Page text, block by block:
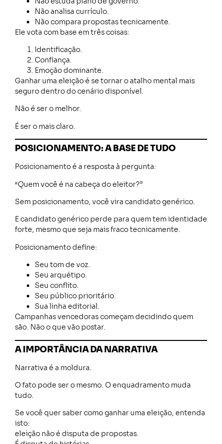
Não analisa currículo.
Não compara propostas tecnicamente.
Ele vota com base em três coisas:
Identificação.
Confiança.
Emoção dominante.
Ganhar uma eleição é se tornar o atalho mental mais
seguro dentro do cenário disponível.
Não é ser o melhor.
É ser o mais claro.
POSICIONAMENTO: A BASE DE TUDO
Posicionamento é a resposta à pergunta:
“Quem você é na cabeça do eleitor?”
Sem posicionamento, você vira candidato genérico.
E candidato genérico perde para quem tem identidade
forte, mesmo que seja mais fraco tecnicamente.
Posicionamento define:
Seu tom de voz.
Seu arquétipo.
Seu conflito.
Seu público prioritário.
Sua linha editorial.
Campanhas vencedoras começam decidindo quem
são. Não o que vão postar.
A IMPORTÂNCIA DA NARRATIVA
Narrativa é a moldura.
O fato pode ser o mesmo. O enquadramento muda
tudo.
Se você quer saber como ganhar uma eleição, entenda
isto:
eleição não é disputa de propostas.